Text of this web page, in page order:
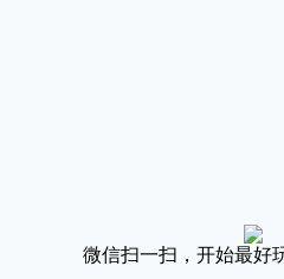
微信扫一扫，开始最好